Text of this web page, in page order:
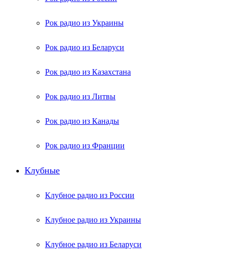
Рок радио из Украины
Рок радио из Беларуси
Рок радио из Казахстана
Рок радио из Литвы
Рок радио из Канады
Рок радио из Франции
Клубные
Клубное радио из России
Клубное радио из Украины
Клубное радио из Беларуси